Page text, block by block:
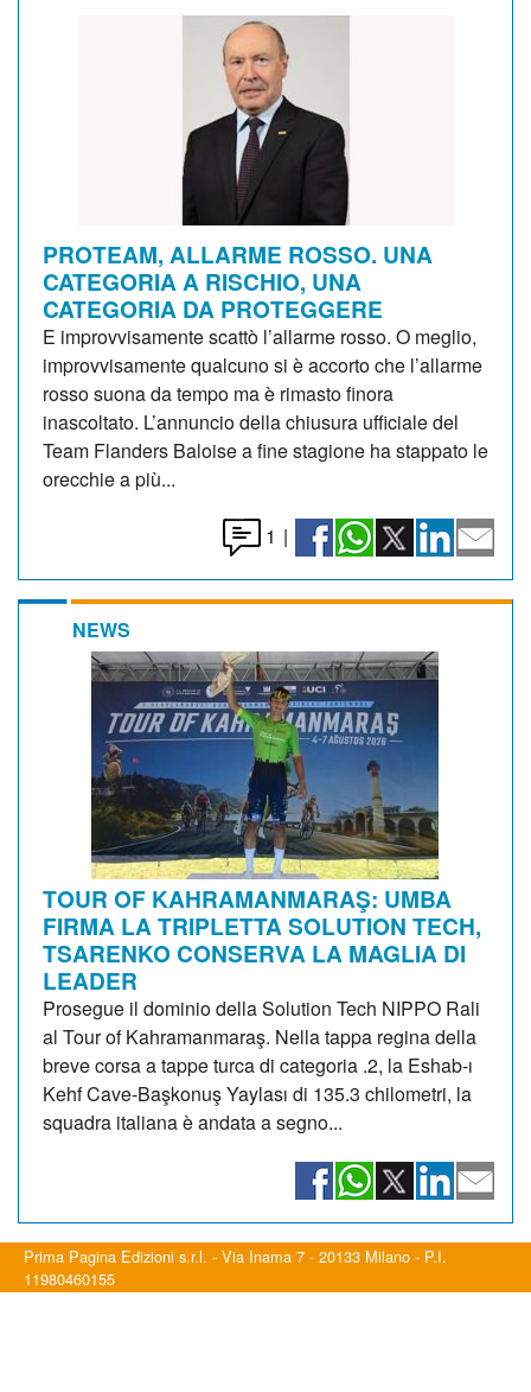
PROTEAM, ALLARME ROSSO. UNA
CATEGORIA A RISCHIO, UNA
CATEGORIA DA PROTEGGERE
E improvvisamente scattò l’allarme rosso. O meglio,
improvvisamente qualcuno si è accorto che l’allarme
rosso suona da tempo ma è rimasto finora
inascoltato. L’annuncio della chiusura ufficiale del
Team Flanders Baloise a fine stagione ha stappato le
orecchie a più...
1 |
NEWS
TOUR OF KAHRAMANMARAŞ: UMBA
FIRMA LA TRIPLETTA SOLUTION TECH,
TSARENKO CONSERVA LA MAGLIA DI
LEADER
Prosegue il dominio della Solution Tech NIPPO Rali
al Tour of Kahramanmaraş. Nella tappa regina della
breve corsa a tappe turca di categoria .2, la Eshab-ı
Kehf Cave-Başkonuş Yaylası di 135.3 chilometri, la
squadra italiana è andata a segno...
Prima Pagina Edizioni s.r.l. - Via Inama 7 - 20133 Milano - P.I.
11980460155